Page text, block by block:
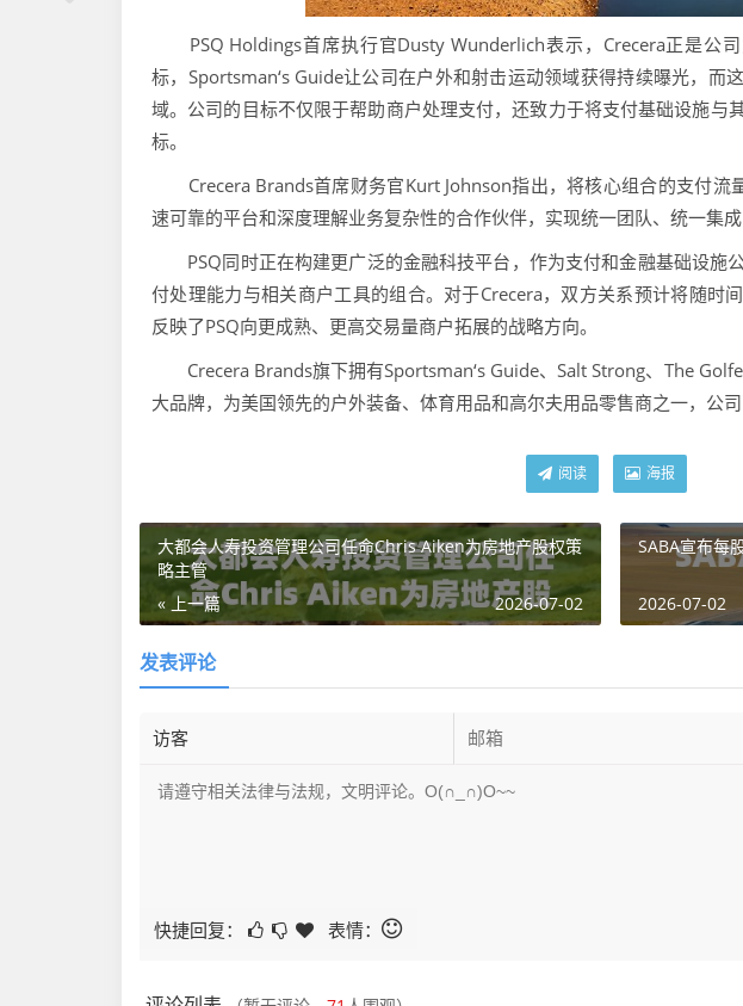
PSQ Holdings首席执行官Dusty Wunderlich表示，Crecera正是公司
标，Sportsman‘s Guide让公司在户外和射击运动领域获得持续曝光，而
域。公司的目标不仅限于帮助商户处理支付，还致力于将支付基础设施与
标。
Crecera Brands首席财务官Kurt Johnson指出，将核心组合的支付流
速可靠的平台和深度理解业务复杂性的合作伙伴，实现统一团队、统一集
PSQ同时正在构建更广泛的金融科技平台，作为支付和金融基础设施
付处理能力与相关商户工具的组合。对于Crecera，双方关系预计将随时
反映了PSQ向更成熟、更高交易量商户拓展的战略方向。
Crecera Brands旗下拥有Sportsman‘s Guide、Salt Strong、The
大品牌，为美国领先的户外装备、体育用品和高尔夫用品零售商之一，公司
阅读 海报
大都会人寿投资管理公司任命Chris Aiken为房地产股权策
略主管
« 上一篇
2026-07-02
SABA宣布每
2026-07-02
发表评论
快捷回复： 表情：